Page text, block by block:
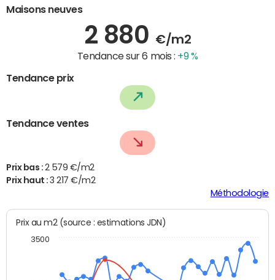
Maisons neuves
2 880 €/m2
Tendance sur 6 mois : +9 %
Tendance prix
Tendance ventes
Prix bas : 2 579 €/m2
Prix haut :3 217 €/m2
Méthodologie
Prix au m2 (source : estimations JDN)
3500